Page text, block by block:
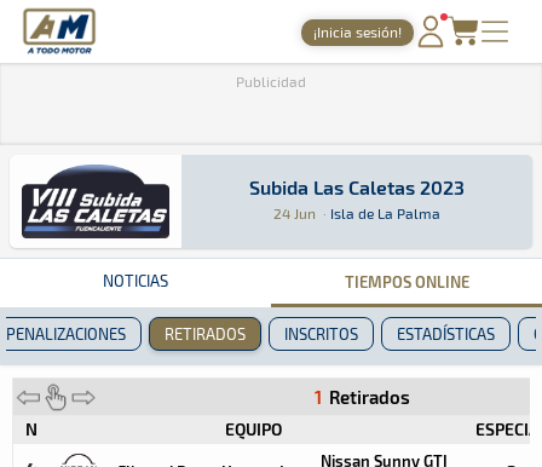
A Todo Motor · Revista del motor desde 1999
¡Inicia sesión!
NOTICIAS
AGENDA
GALERÍAS
TIENDA
ARCHIVO
Publicidad
Subida Las Caletas 2023
Subida Las Caletas 2023
24 Jun · Isla de La Palma
Montaña · Subida Las Caletas 2023: Aquí
Isla de La Palma Isla de La Palma
NOTICIAS TIEMPOS ONLINE
PENALIZACIONES RETIRADOS INSCRITOS ESTADÍSTICAS
1 Retirados
N EQUIPO
Nissan Sunny GTI